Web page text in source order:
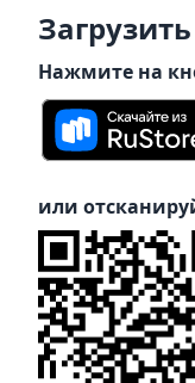
Нажмите на
или